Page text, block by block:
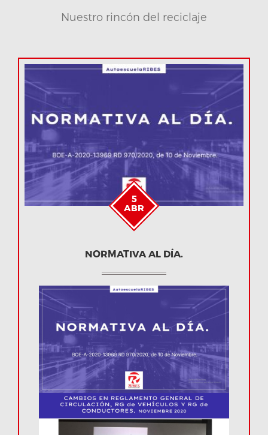
Nuestro rincón del reciclaje
5
ABR
NORMATIVA AL DÍA.